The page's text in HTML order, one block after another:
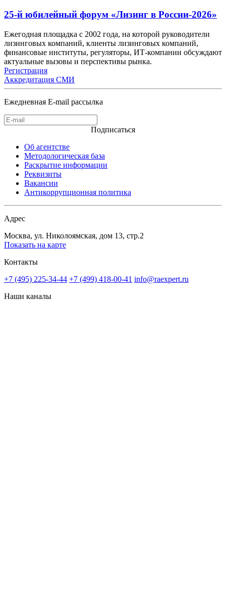
25-й юбилейный форум «Лизинг в России-2026»
Ежегодная площадка с 2002 года, на которой руководители
лизинговых компаний, клиенты лизинговых компаний,
финансовые институты, регуляторы, ИТ-компании обсуждают
актуальные вызовы и перспективы рынка.
Регистрация
Аккредитация СМИ
Ежедневная E-mail рассылка
Подписаться
Об агентстве
Методологическая база
Раскрытие информации
Реквизиты
Вакансии
Антикоррупционная политика
Адрес
Москва, ул. Николоямская, дом 13, стр.2
Показать на карте
Контакты
+7 (495) 225-34-44 +7 (499) 418-00-41 info@raexpert.ru
Наши каналы